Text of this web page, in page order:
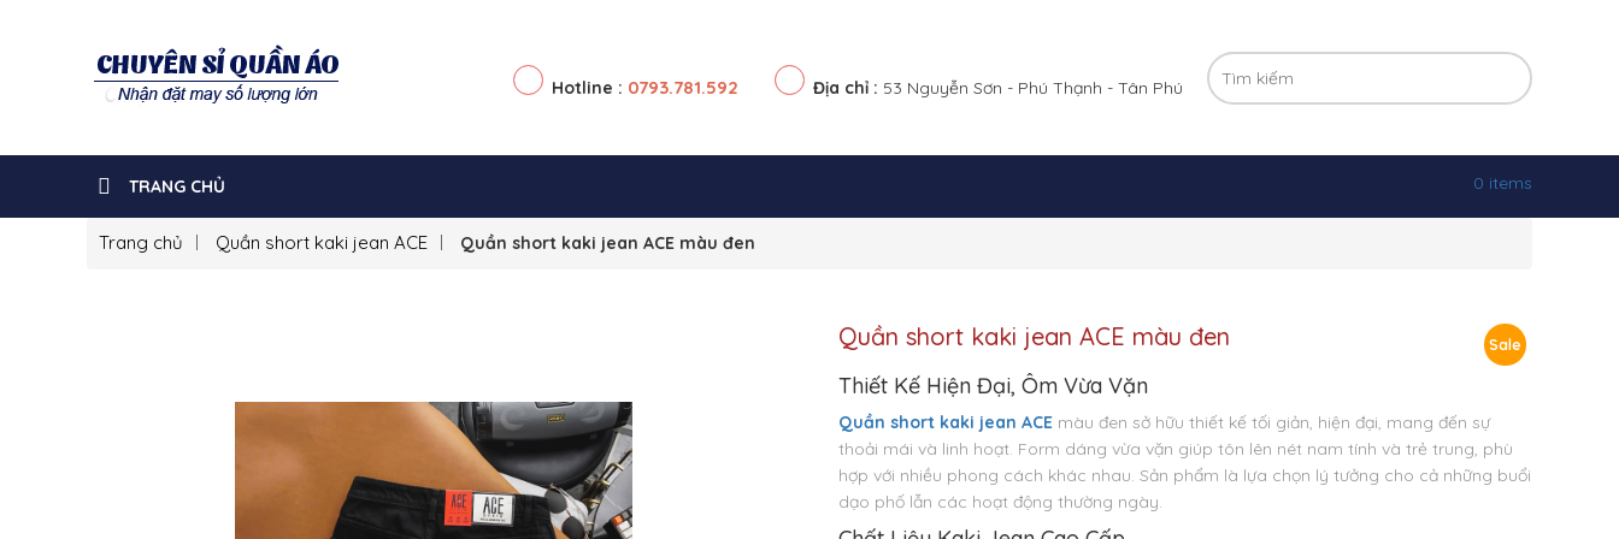
Hotline : 0793.781.592 Địa chỉ : 53 Nguyễn Sơn - Phú Thạnh - Tân Phú
TRANG CHỦ 0 items
Trang chủ Quần short kaki jean ACE Quần short kaki jean ACE màu đen
Sale
Quần short kaki jean ACE màu đen
Thiết Kế Hiện Đại, Ôm Vừa Vặn
Quần short kaki jean ACE màu đen sở hữu thiết kế tối giản, hiện đại, mang đến sự
thoải mái và linh hoạt. Form dáng vừa vặn giúp tôn lên nét nam tính và trẻ trung, phù
hợp với nhiều phong cách khác nhau. Sản phẩm là lựa chọn lý tưởng cho cả những buổi
dạo phố lẫn các hoạt động thường ngày.